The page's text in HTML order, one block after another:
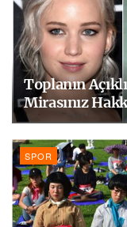
Toplanın
Mirasınız
SPOR